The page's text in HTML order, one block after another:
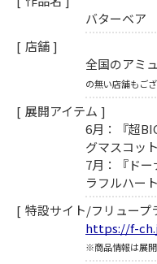
バターベア
店舗
全国のアミ
の無い店舗もござ
展開アイテム
6月：『超
グマスコット
7月：『ド
ラフルハー
特設サイト/フリュープ
https://f-
※商品情報は展